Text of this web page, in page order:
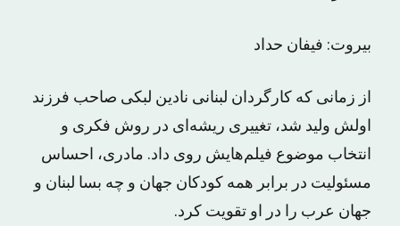
بیروت: فیفان حداد
از زمانی که کارگردان لبنانی نادین لبکی صاحب فرزند
اولش ولید شد، تغییری ریشه‌ای در روش فکری و
انتخاب موضوع فیلم‌هایش روی داد. مادری، احساس
مسئولیت در برابر همه کودکان جهان و چه بسا لبنان و
جهان عرب را در او تقویت کرد.